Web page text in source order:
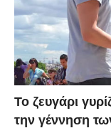
Το ζευγάρι
την γέννηση